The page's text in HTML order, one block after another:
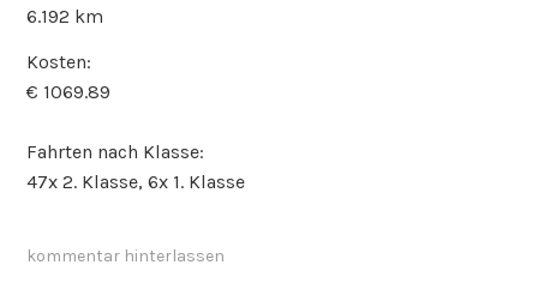
6.192 km
Kosten:
€ 1069.89
Fahrten nach Klasse:
47x 2. Klasse, 6x 1. Klasse
kommentar hinterlassen